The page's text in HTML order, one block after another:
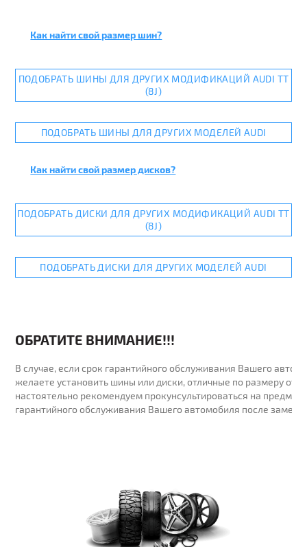
Как найти свой размер шин?
ПОДОБРАТЬ ШИНЫ ДЛЯ ДРУГИХ МОДИФИКАЦИЙ AUDI TT
(8J)
ПОДОБРАТЬ ШИНЫ ДЛЯ ДРУГИХ МОДЕЛЕЙ AUDI
Как найти свой размер дисков?
ПОДОБРАТЬ ДИСКИ ДЛЯ ДРУГИХ МОДИФИКАЦИЙ AUDI TT
(8J)
ПОДОБРАТЬ ДИСКИ ДЛЯ ДРУГИХ МОДЕЛЕЙ AUDI
ОБРАТИТЕ ВНИМАНИЕ!!!
В случае, если срок гарантийного обслуживания Вашего
желаете установить шины или диски, отличные по размеру от
настоятельно рекомендуем прокунсультироваться на предмет
гарантийного обслуживания Вашего автомобиля после